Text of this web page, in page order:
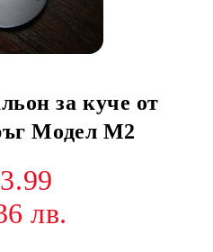
за куче от
Модел М2
лв.